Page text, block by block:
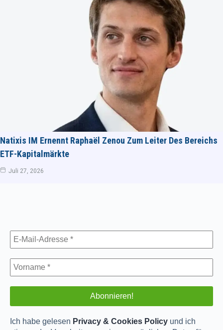
Natixis IM Ernennt Raphaël Zenou Zum Leiter Des Bereichs
ETF-Kapitalmärkte
Juli 27, 2026
Ich habe gelesen Privacy & Cookies Policy und ich